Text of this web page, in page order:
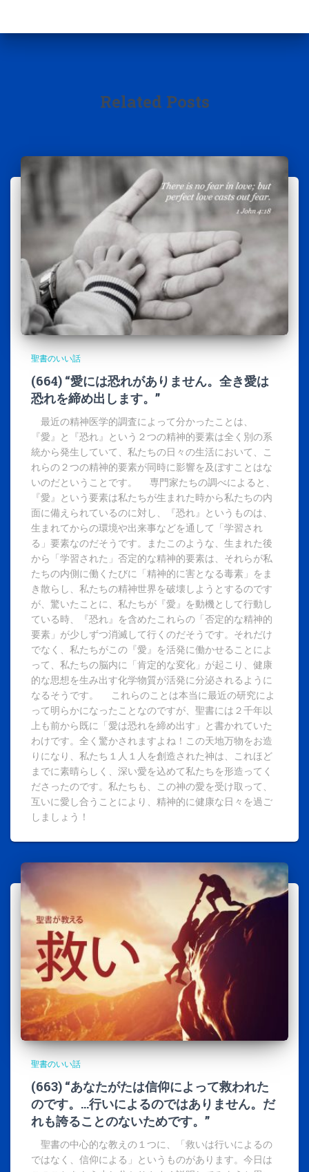
Related Posts
聖書のいい話
(664) “愛には恐れがありません。全き愛は
恐れを締め出します。”
最近の精神医学的調査によって分かったことは、
『愛』と『恐れ』という２つの精神的要素は全く別の系
統から発生していて、私たちの日々の生活において、こ
れらの２つの精神的要素が同時に影響を及ぼすことはな
いのだということです。 専門家たちの調べによると、
『愛』という要素は私たちが生まれた時から私たちの内
面に備えられているのに対し、『恐れ』というものは、
生まれてからの環境や出来事などを通して「学習され
る」要素なのだそうです。またこのような、生まれた後
から「学習された」否定的な精神的要素は、それらが私
たちの内側に働くたびに「精神的に害となる毒素」をま
き散らし、私たちの精神世界を破壊しようとするのです
が、驚いたことに、私たちが『愛』を動機として行動し
ている時、『恐れ』を含めたこれらの「否定的な精神的
要素」が少しずつ消滅して行くのだそうです。それだけ
でなく、私たちがこの『愛』を活発に働かせることによ
って、私たちの脳内に「肯定的な変化」が起こり、健康
的な思想を生み出す化学物質が活発に分泌されるように
なるそうです。 これらのことは本当に最近の研究によ
って明らかになったことなのですが、聖書には２千年以
上も前から既に「愛は恐れを締め出す」と書かれていた
わけです。全く驚かされますよね！この天地万物をお造
りになり、私たち１人１人を創造された神は、これほど
までに素晴らしく、深い愛を込めて私たちを形造ってく
ださったのです。私たちも、この神の愛を受け取って、
互いに愛し合うことにより、精神的に健康な日々を過ご
しましょう！
聖書のいい話
(663) “あなたがたは信仰によって救われた
のです。…行いによるのではありません。だ
れも誇ることのないためです。”
聖書の中心的な教えの１つに、「救いは行いによるの
ではなく、信仰による」というものがあります。今日は